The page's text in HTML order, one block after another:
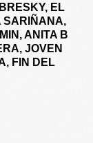
EL
SARIÑANA,
ANITA B
JOVEN
FIN DEL